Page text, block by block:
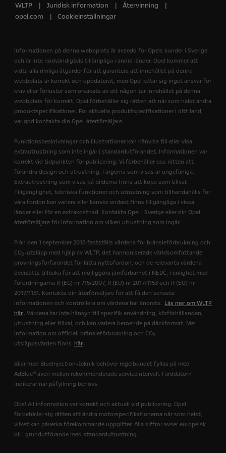
WLTP
Juridisk information
Återvinning
opel.com
Cookieinställningar
Informationen på denna webbplats är avsedd för Opels kunder i Sverige
och är inte nödvändigtvis tillämpliga i andra länder. Opel kommer att
vidta alla rimliga åtgärder för att garantera att innehållet på denna
webbplats är korrekt och uppdaterat, men Opel påtar sig inget ansvar för
krav eller förluster som orsakats av att någon tar innehållet på denna
webbplats för korrekt. Opel förbehåller sig rätten att när som helst ändra
produktspecifikationer. För aktuella produktspecifikationer i ditt land,
var god kontakta din Opel-återförsäljare.
Funktionsbeskrivningar och illustrationer kan hänvisa till eller visa
extrautrustning som inte ingår i standardutförandet. Informationen var
korrekt vid tidpunkten för publicering. Vi förbehåller oss rätten att
förändra design och utrustning. Färgerna som visas är ungefärliga.
Extrautrustning som visas på bilderna finns att köpa som tillval.
Tillgänglighet, tekniska funktioner och utrustning som tillhandahålls för
våra fordon kan variera eller kanske endast finns tillgängliga i vissa
länder eller för en extrakostnad. Kontakta Opel i Sverige eller din Opel-
återförsäljare för information om vilken utrustning som ingår.
Från den 1 september 2018 fastställs värdena för bränsleförbrukning och
CO2-utsläpp med hjälp av WLTP, det harmoniserade världsomfattande
provningsförfarandet för lätta nyttofordon, och de relevanta värdena
översätts tillbaka för att möjliggöra jämförbarhet i NEDC, i enlighet med
förordningarna R (EG) nr 715/2007, R (EU) nr 2017/1153 och R (EU) nr
2017/1151. Kontakta din återförsäljare för att få den senaste
informationen och kontrollera om värdena har ändrats. Läs mer om WLTP
här . Värdena tar inte hänsyn till specifik användning, körförhållanden,
utrustning eller tillval, och kan variera beroende på däckformat. Mer
information om officiell bränsleförbrukning och CO2-
utsläppsvärden finns här .
Bilar med BlueInjection-teknik behöver regelbundet fyllas på med
AdBlue® även mellan rekommenderade serviceintervall. Färddatorn
indikerar när påfyllning behövs.
Obs! All information var korrekt och aktuell vid publicering. Opel
förbehåller sig rätten att ändra motorspecifikationerna när som helst,
vilket kan påverka förekommande uppgifter. Alla siffror avser europeisk
bil i grundutförande med standardutrustning.